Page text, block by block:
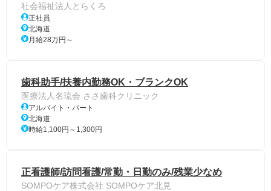
社会福祉法人とらくろ
正社員
北海道
月給28万円～
歯科助手/扶養内勤務OK・ブランクOK
医療法人名琉会 ささ歯科クリニック
アルバイト・パート
北海道
時給1,100円～1,300円
正看護師/訪問看護/常勤・日勤のみ/残業少なめ
SOMPOケア株式会社 SOMPOケア北見